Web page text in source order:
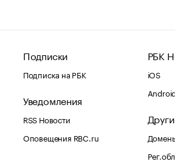
Подписки
Подписка на РБК
Уведомления
RSS Новости
Оповещения RBC.ru
РБК
iOS